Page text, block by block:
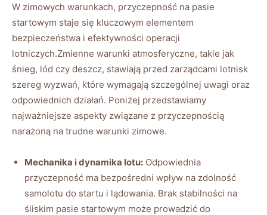
W ‍zimowych warunkach, przyczepność na pasie
startowym staje się kluczowym elementem
bezpieczeństwa i efektywności operacji
lotniczych.Zmienne warunki atmosferyczne, takie jak
śnieg, lód‌ czy deszcz, stawiają przed zarządcami lotnisk
szereg ‍wyzwań, które wymagają‍ szczególnej​ uwagi‌ oraz
odpowiednich działań. Poniżej przedstawiamy
najważniejsze ⁣aspekty związane z przyczepnością
narażoną na⁢ trudne warunki​ zimowe.
Mechanika ⁢i dynamika lotu: Odpowiednia
‍przyczepność ma bezpośredni wpływ na zdolność
samolotu do startu​ i lądowania. Brak stabilności ⁢na
śliskim pasie ⁣startowym może prowadzić​ do